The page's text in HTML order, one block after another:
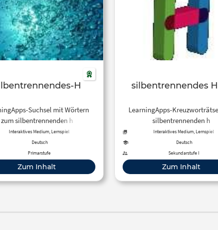
H
Suchsel mit Wörtern
zum silbentrennenden h
Finde die Wörter mit
H. Du findest
von links nach rechts, von
nach unten und beides
umgekehrt.
Interaktives Medium, Lernspiel
Deutsch
Primarstufe
Zum Inhalt
silbentrennendes
LearningApps-
silbentrennenden h
Interaktives Medium, Lernspiel
Deutsch
Sekundarstufe I
Zum Inhalt